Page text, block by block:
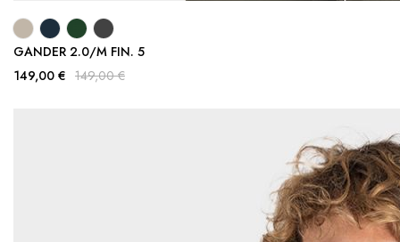
GANDER 2.0/M FIN. 5
149,00 € 149,00 €